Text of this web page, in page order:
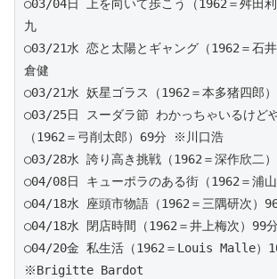
○03/04日 上を向いて歩こう（1962＝舛田
九
○03/21水 恋と太陽とギャング（1962＝石
倉健
○03/21水 妖星ゴラス（1962＝本多猪四
○03/25日 スーダラ節 わかっちゃいるけど
（1962＝弓削太郎）69分 ※川口浩
○04/08日 キューポラのある街（1962＝浦
○04/18水 座頭市物語（1962＝三隅研次）
○04/18水 閉店時間（1962＝井上梅次）99
○04/20金 私生活（1962＝Louis Malle）
※Brigitte Bardot